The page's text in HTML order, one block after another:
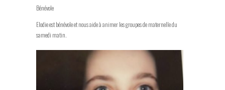
Bénévole
Elodie est bénévole et nous aide à animer les groupes de maternelle du
samedi matin.